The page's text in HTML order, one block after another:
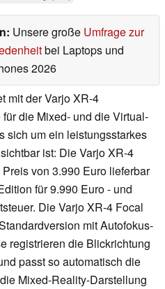
Unsere große Umfrage zur
bei Laptops und
2026
mit der Varjo XR-4
die Mixed- und die Virtual-
sich um ein leistungsstarkes
ist: Die Varjo XR-4
von 3.990 Euro lieferbar
für 9.990 Euro - und
Die Varjo XR-4 Focal
mit Autofokus-
registrieren die Blickrichtung
passt so automatisch die
Mixed-Reality-Darstellung